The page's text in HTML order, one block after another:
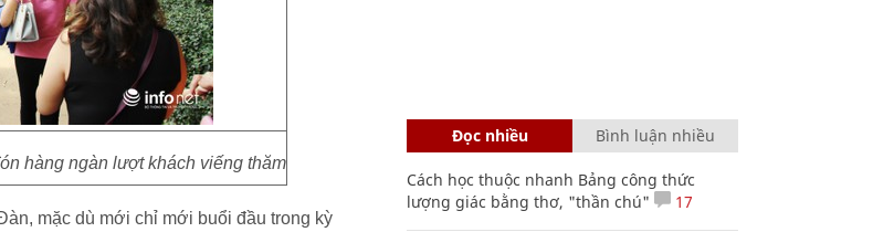
hàng ngàn lượt khách viếng thăm
mặc dù mới chỉ mới buổi đầu trong kỳ
Đọc nhiều Bình luận nhiều
Cách học thuộc nhanh Bảng công thức
lượng giác bằng thơ, "thần chú"
17